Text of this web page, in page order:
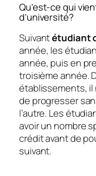
Qu’est-ce qui
d’université?
Suivantétudiant
année, les
année, puis en
troisième année.
établissements, il
de progresser
l’autre. Les
avoir un nombre
crédit avant de
suivant.